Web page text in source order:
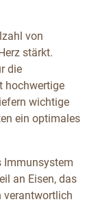
von
stärkt.
die
hochwertige
wichtige
ein optimales
Immunsystem
an Eisen, das
verantwortlich